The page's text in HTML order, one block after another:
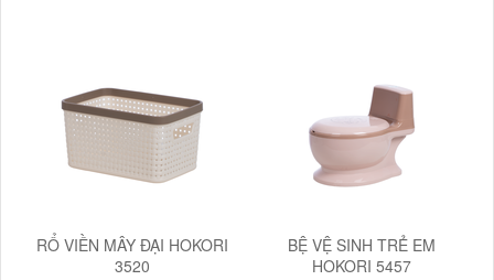
RỔ VIỀN MÂY ĐẠI HOKORI
3520
BỆ VỆ SINH TRẺ EM
HOKORI 5457